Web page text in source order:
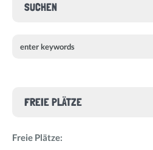
SUCHEN
FREIE PLÄTZE
Freie Plätze: